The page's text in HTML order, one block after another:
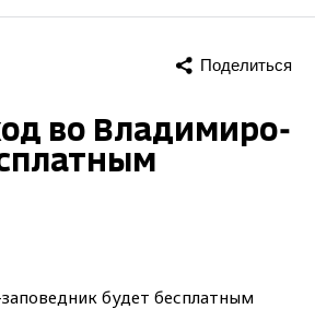
Поделиться
во Владимиро-